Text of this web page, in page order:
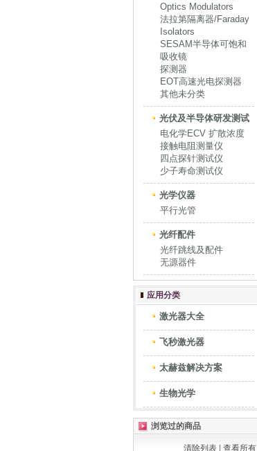
Optics Modulators
法拉第隔离器/Faraday
Isolators
SESAM半导体可饱和
吸收镜
探测器
EOT高速光电探测器
其他未分类
光伏及半导体研发测试
电化学ECV 扩散浓度
接触电阻测量仪
四点探针测试仪
少子寿命测试仪
光学仪器
平行光管
光纤配件
光纤跳线及配件
无源器件
应用分类
激光器大全
飞秒激光器
太赫兹解决方案
生物光学
浏览过的商品
清除列表 查看所有